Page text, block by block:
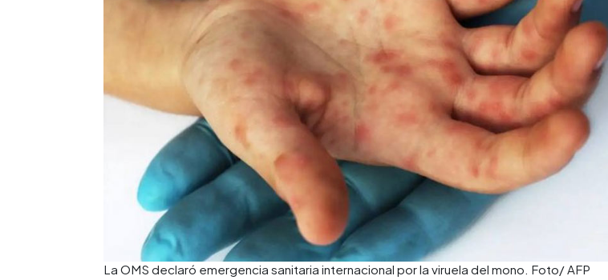
La OMS declaró emergencia sanitaria internacional por la viruela del mono. Foto/ AFP